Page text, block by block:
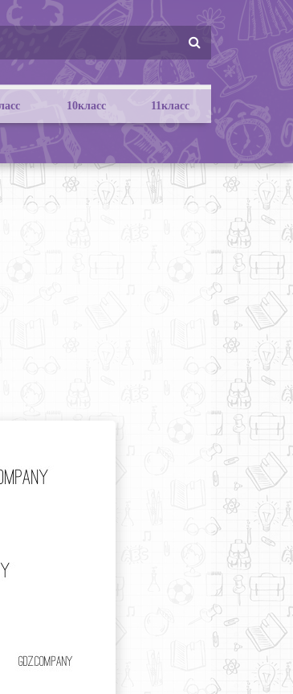
10класс 11класс